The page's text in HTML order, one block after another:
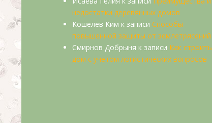
недостатки деревянных домов
Кошелев Ким к записи Способы
повышенной защиты от землетрясений
Смирнов Добрыня к записи Как строить
дом с учетом логистических вопросов